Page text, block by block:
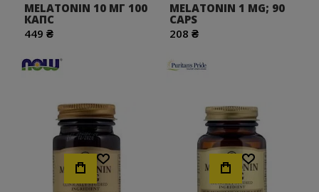
MELATONIN 10 МГ 100
КАПС
449 ₴
MELATONIN 1 MG; 90
CAPS
208 ₴
Хочу! Хочу!